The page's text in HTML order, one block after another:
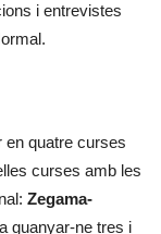
i entrevistes
en quatre curses
curses amb les
Zegama-
guanyar-ne tres i